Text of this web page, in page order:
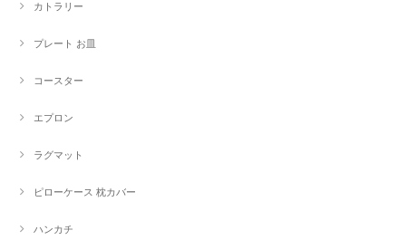
カトラリー
プレート お皿
コースター
エプロン
ラグマット
ピローケース 枕カバー
ハンカチ